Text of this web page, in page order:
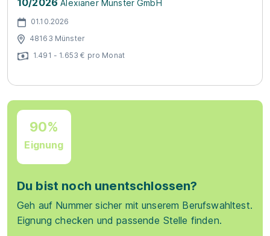
10/2026 Alexianer Münster GmbH
01.10.2026
48163 Münster
1.491 - 1.653 € pro Monat
90%
Eignung
Du bist noch unentschlossen?
Geh auf Nummer sicher mit unserem Berufswahltest.
Eignung checken und passende Stelle finden.